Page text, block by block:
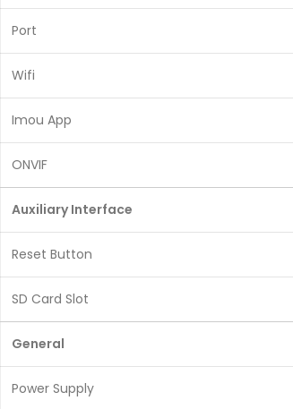
Port
Wifi
Imou App
ONVIF
Auxiliary Interface
Reset Button
SD Card Slot
General
Power Supply